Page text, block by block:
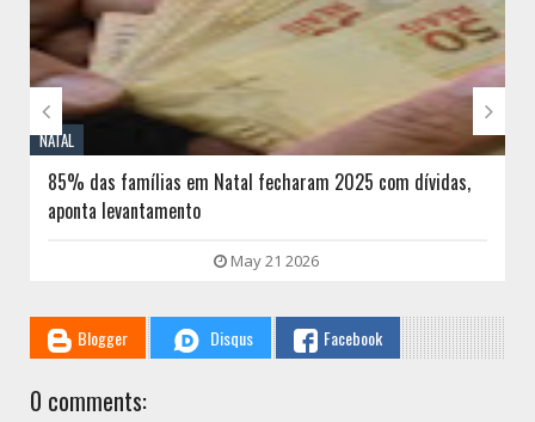
NATAL
85% das famílias em Natal fecharam 2025 com dívidas,
aponta levantamento
May 21 2026
 
Blogger Disqus Facebook
0 comments: